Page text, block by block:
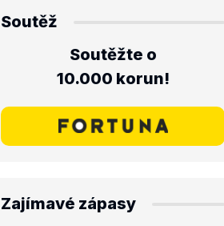
Soutěž
Soutěžte o
10.000 korun!
Zajímavé zápasy